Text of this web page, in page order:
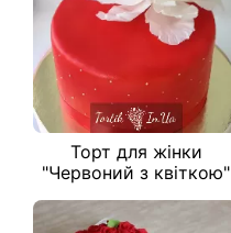
Торт для жінки
"Червоний з квіткою"